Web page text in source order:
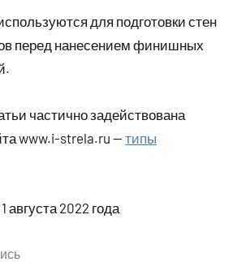
для подготовки стен
перед нанесением финишных
частично задействована
www.i-strela.ru — типы
августа 2022 года